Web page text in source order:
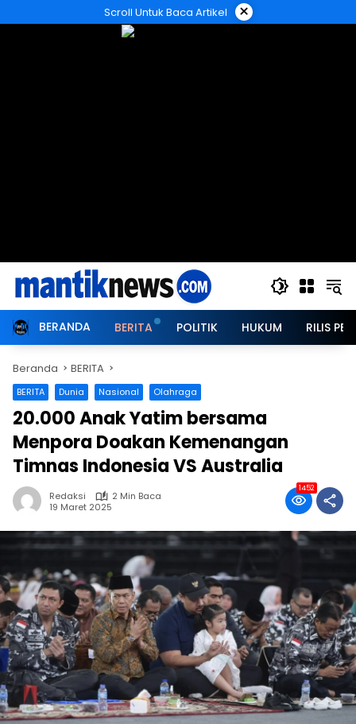
ke
Scroll Untuk Baca Artikel ×
BERANDA BERITA POLITIK HUKUM RILIS
Beranda BERITA
BERITA Dunia Nasional Olahraga
20.000 Anak Yatim bersama
Menpora Doakan Kemenangan
Timnas Indonesia VS Australia
Redaksi
2 Min Baca
19 Maret 2025
1452